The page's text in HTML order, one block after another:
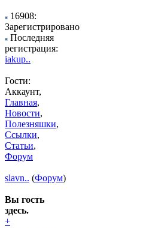
16908:
Зарегистрировано
Последняя
регистрация:
iakup..
Гости:
Аккаунт,
Главная,
Новости,
Полезняшки,
Ссылки,
Статьи,
Форум
slavn.. (Форум)
Вы гость
здесь.
+